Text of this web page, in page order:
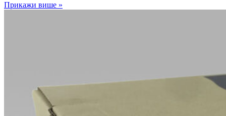
Прикажи више »